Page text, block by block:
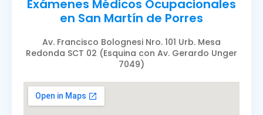
Exámenes Médicos Ocupacionales
en San Martín de Porres
Av. Francisco Bolognesi Nro. 101 Urb. Mesa
Redonda SCT 02 (Esquina con Av. Gerardo Unger
7049)